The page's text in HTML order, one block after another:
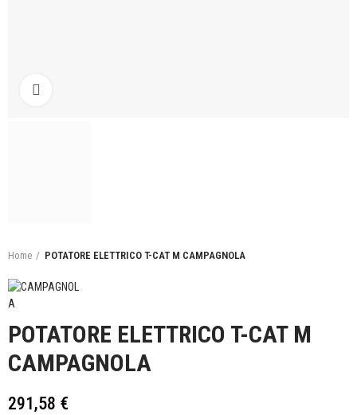
Home POTATORE ELETTRICO T-CAT M CAMPAGNOLA
POTATORE ELETTRICO T-CAT M
CAMPAGNOLA
291,58 €